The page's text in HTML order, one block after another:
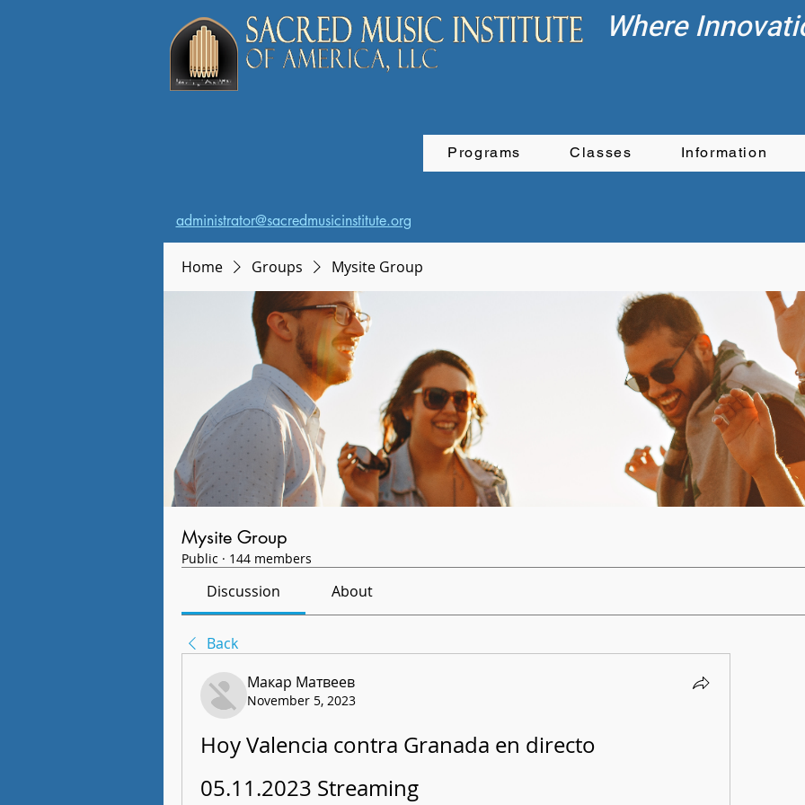
Where
Programs Classes Information
administrator@sacredmusicinstitute.org
Home Groups Mysite Group
Mysite Group
Public · 144 members
Discussion About
Back
Макар Матвеев
November 5, 2023
Hoy Valencia contra Granada en directo
05.11.2023 Streaming